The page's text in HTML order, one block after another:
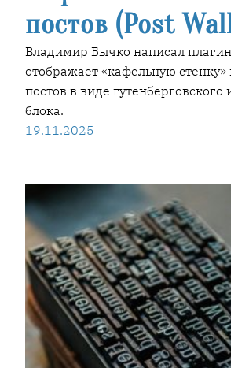
постов (Post
Владимир Бычко написал
отображает «кафельную
постов в виде гутенберговского
блока.
19.11.2025